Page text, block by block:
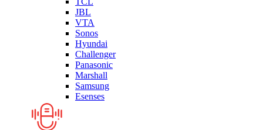
JBL
VTA
Sonos
Hyundai
Challenger
Panasonic
Marshall
Samsung
Esenses